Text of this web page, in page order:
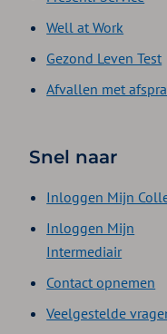
Well at Work
Gezond Leven Test
Afvallen met
Snel naar
Inloggen Mijn
Inloggen Mijn
Intermediair
Contact opnemen
Veelgestelde